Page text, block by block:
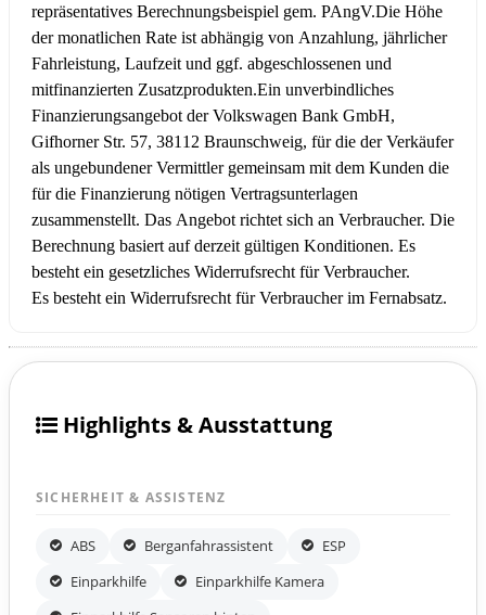
repräsentatives Berechnungsbeispiel gem. PAngV.Die Höhe
der monatlichen Rate ist abhängig von Anzahlung, jährlicher
Fahrleistung, Laufzeit und ggf. abgeschlossenen und
mitfinanzierten Zusatzprodukten.Ein unverbindliches
Finanzierungsangebot der Volkswagen Bank GmbH,
Gifhorner Str. 57, 38112 Braunschweig, für die der Verkäufer
als ungebundener Vermittler gemeinsam mit dem Kunden die
für die Finanzierung nötigen Vertragsunterlagen
zusammenstellt. Das Angebot richtet sich an Verbraucher. Die
Berechnung basiert auf derzeit gültigen Konditionen. Es
besteht ein gesetzliches Widerrufsrecht für Verbraucher.
Es besteht ein Widerrufsrecht für Verbraucher im Fernabsatz.
Highlights & Ausstattung
SICHERHEIT & ASSISTENZ
ABS Berganfahrassistent
ESP
Einparkhilfe
Einparkhilfe Kamera